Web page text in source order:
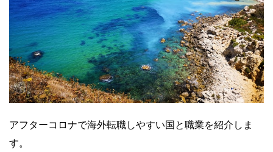
アフターコロナで海外転職しやすい国と職業を紹介しま
す。